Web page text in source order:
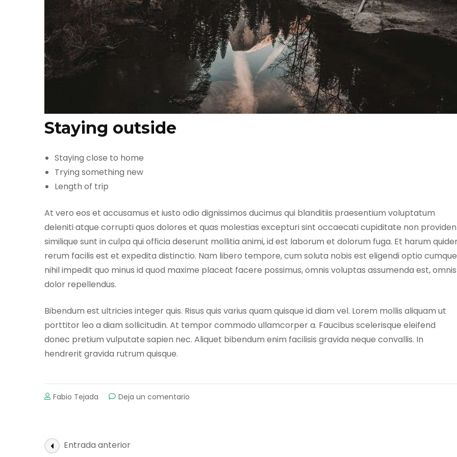
Staying outside
Staying close to home
Trying something new
Length of trip
At vero eos et accusamus et iusto odio dignissimos ducimus qui blanditiis praesentium voluptatum
deleniti atque corrupti quos dolores et quas molestias excepturi sint occaecati cupiditate non
similique sunt in culpa qui officia deserunt mollitia animi, id est laborum et dolorum fuga. Et harum
rerum facilis est et expedita distinctio. Nam libero tempore, cum soluta nobis est eligendi optio cumque
nihil impedit quo minus id quod maxime placeat facere possimus, omnis voluptas assumenda est, omnis
dolor repellendus.
Bibendum est ultricies integer quis. Risus quis varius quam quisque id diam vel. Lorem mollis aliquam ut
porttitor leo a diam sollicitudin. At tempor commodo ullamcorper a. Faucibus scelerisque eleifend
donec pretium vulputate sapien nec. Aliquet bibendum enim facilisis gravida neque convallis. In
hendrerit gravida rutrum quisque.
Fabio Tejada Deja un comentario
Navegación
Entrada anterior